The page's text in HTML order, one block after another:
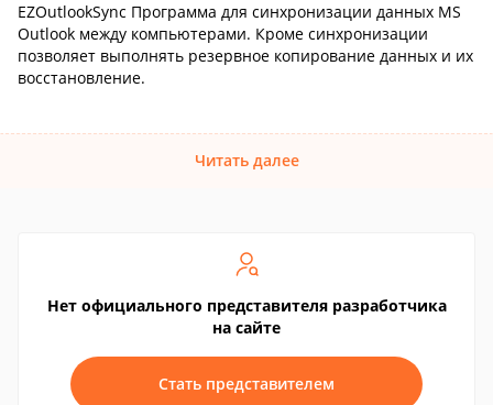
EZOutlookSync Программа для синхронизации данных MS
Outlook между компьютерами. Кроме синхронизации
позволяет выполнять резервное копирование данных и их
восстановление.
Читать далее
Нет официального представителя разработчика
на сайте
Стать представителем